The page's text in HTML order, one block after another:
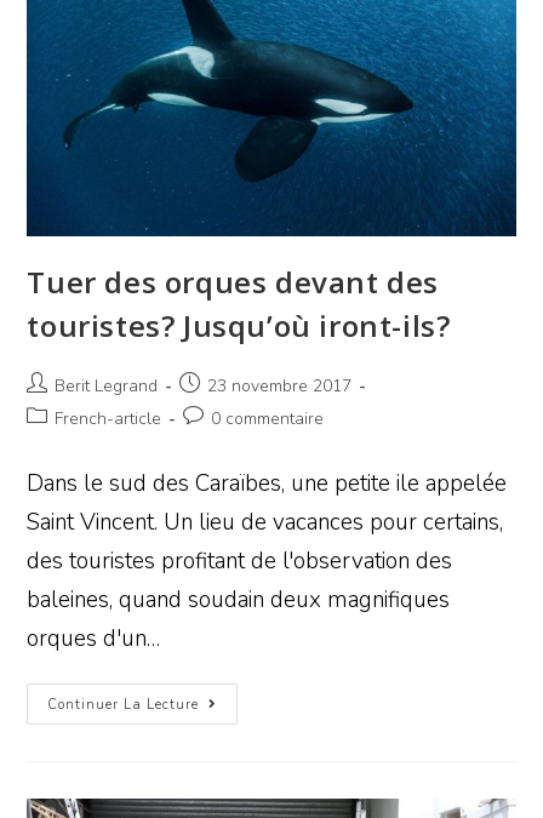
Tuer des orques devant des
touristes? Jusqu’où iront-ils?
Berit Legrand
23 novembre 2017
French-article
0 commentaire
Dans le sud des Caraïbes, une petite ile appelée
Saint Vincent. Un lieu de vacances pour certains,
des touristes profitant de l'observation des
baleines, quand soudain deux magnifiques
orques d'un…
Continuer La Lecture